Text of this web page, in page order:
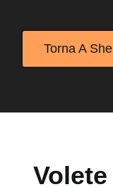
Torna A